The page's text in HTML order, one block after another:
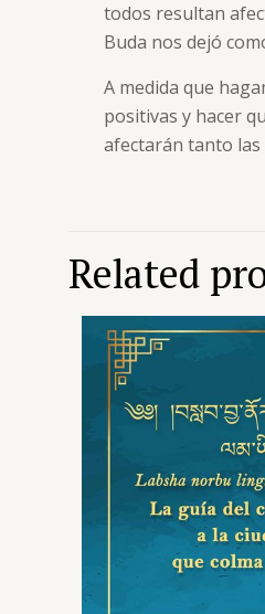
todos resultan
Buda nos dejó
A medida que
positivas y hacer
afectarán tanto las
Related